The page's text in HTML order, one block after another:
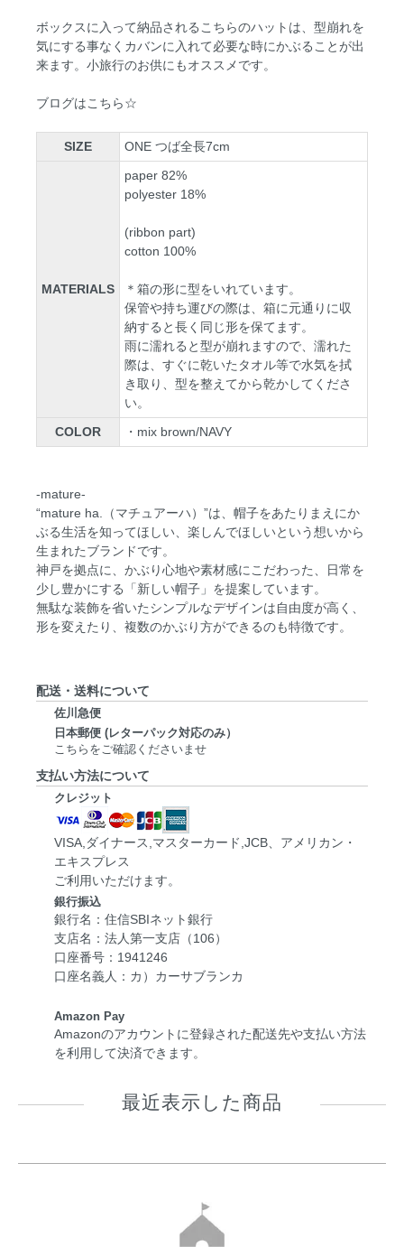
ボックスに入って納品されるこちらのハットは、型崩れを
気にする事なくカバンに入れて必要な時にかぶることが出
来ます。小旅行のお供にもオススメです。
ブログはこちら☆
SIZE ONE つば全長7cm
MATERIALS
paper 82%
polyester 18%
(ribbon part)
cotton 100%
＊箱の形に型をいれています。
保管や持ち運びの際は、箱に元通りに収
納すると長く同じ形を保てます。
雨に濡れると型が崩れますので、濡れた
際は、すぐに乾いたタオル等で水気を拭
き取り、型を整えてから乾かしてくださ
い。
COLOR
・mix brown/NAVY
-mature-
“mature ha.（マチュアーハ）”は、帽子をあたりまえにか
ぶる生活を知ってほしい、楽しんでほしいという想いから
生まれたブランドです。
神戸を拠点に、かぶり心地や素材感にこだわった、日常を
少し豊かにする「新しい帽子」を提案しています。
無駄な装飾を省いたシンプルなデザインは自由度が高く、
形を変えたり、複数のかぶり方ができるのも特徴です。
配送・送料について
佐川急便
日本郵便 (レターパック対応のみ）
こちらをご確認くださいませ
支払い方法について
クレジット
VISA,ダイナース,マスターカード,JCB、アメリカン・
エキスプレス
ご利用いただけます。
銀行振込
銀行名：住信SBIネット銀行
支店名：法人第一支店（106）
口座番号：1941246
口座名義人：カ）カーサブランカ
Amazon Pay
Amazonのアカウントに登録された配送先や支払い方法
を利用して決済できます。
最近表示した商品